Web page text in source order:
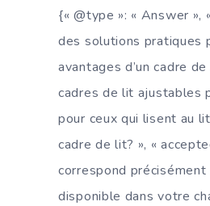
{« @type »: « Answer
des solutions pratiques
avantages d’un cadre
cadres de lit ajustables
pour ceux qui lisent au
cadre de lit? », «
correspond
disponible dans votre